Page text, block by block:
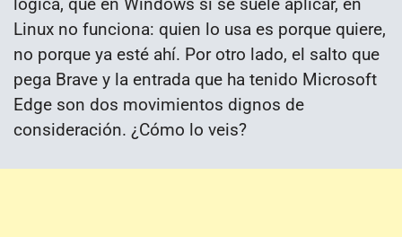
lógica, que en Windows sí se suele aplicar, en
Linux no funciona: quien lo usa es porque quiere,
no porque ya esté ahí. Por otro lado, el salto que
pega Brave y la entrada que ha tenido Microsoft
Edge son dos movimientos dignos de
consideración. ¿Cómo lo veis?